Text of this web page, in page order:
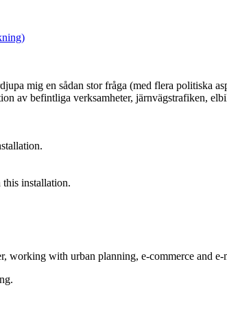
mig en sådan stor fråga (med flera politiska
av befintliga verksamheter, järnvägstrafiken,
installation.
with urban planning, e-commerce and